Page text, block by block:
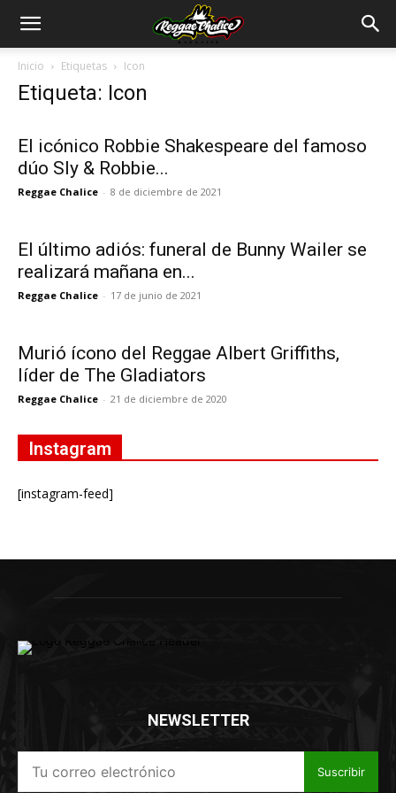
Inicio Etiquetas Icon
Etiqueta: Icon
El icónico Robbie Shakespeare del famoso
dúo Sly & Robbie...
Reggae Chalice - 8 de diciembre de 2021
El último adiós: funeral de Bunny Wailer se
realizará mañana en...
Reggae Chalice - 17 de junio de 2021
Murió ícono del Reggae Albert Griffiths,
líder de The Gladiators
Reggae Chalice - 21 de diciembre de 2020
Instagram
[instagram-feed]
NEWSLETTER
Suscribir